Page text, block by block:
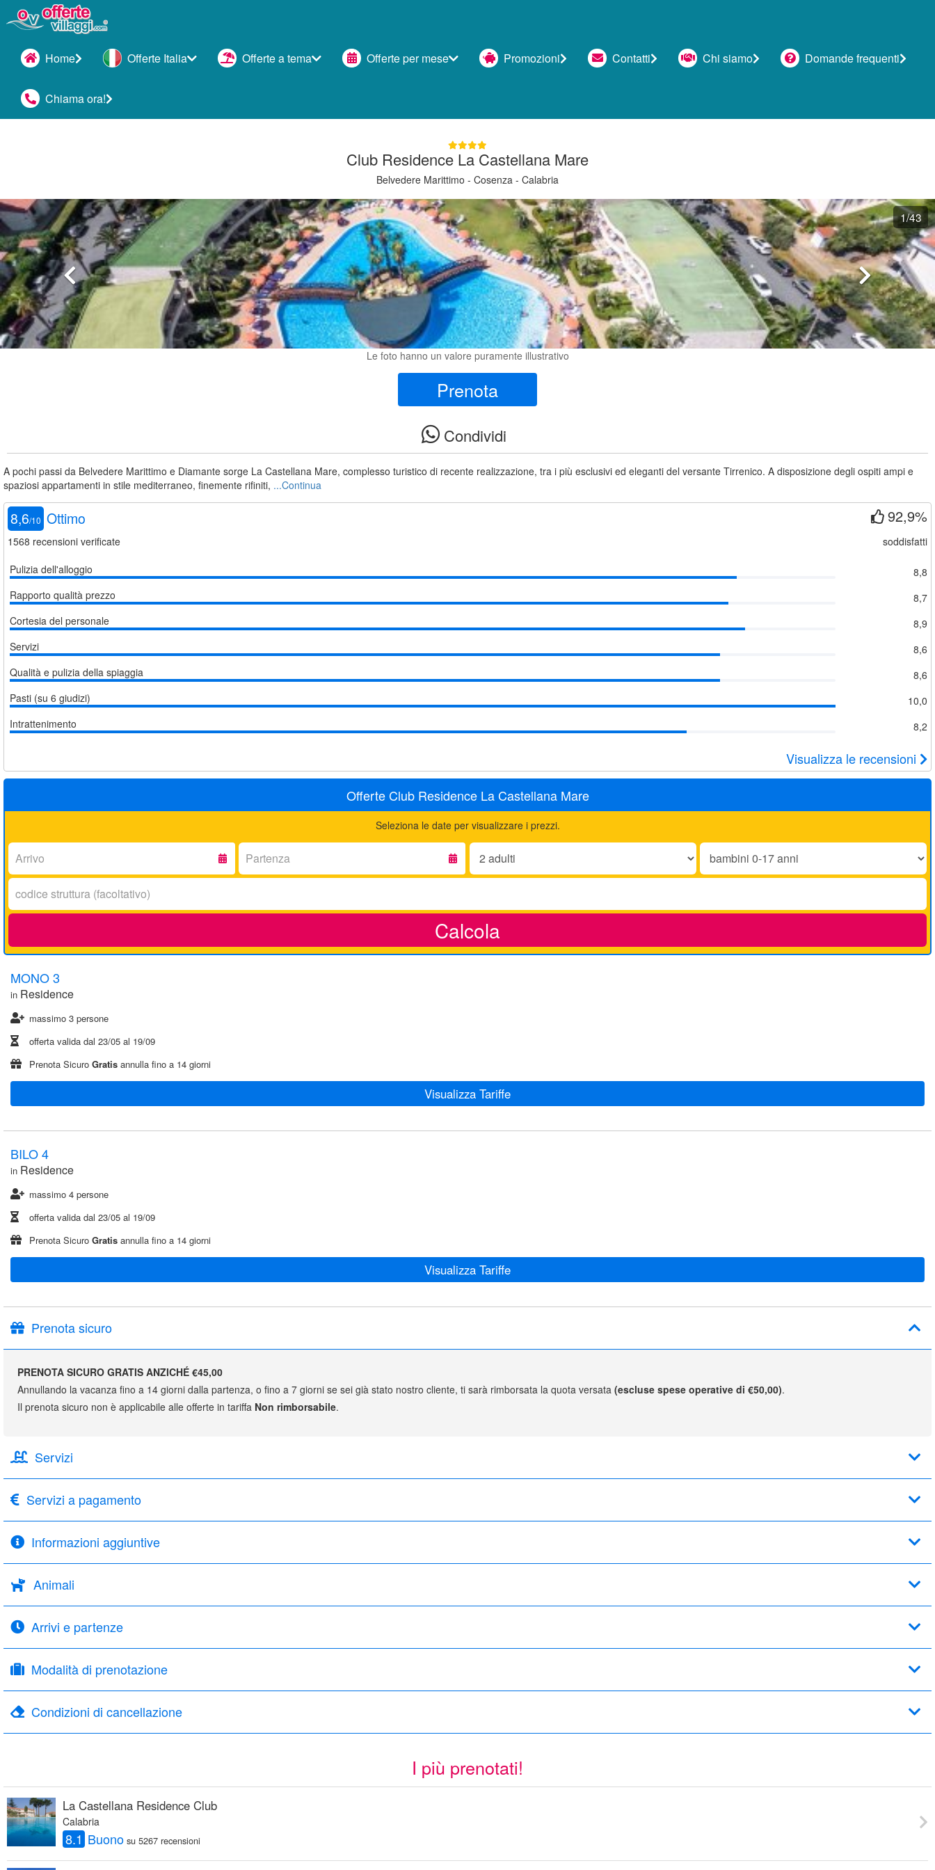
Home Offerte Italia Offerte a tema Offerte per mese Promozioni Contatti Chi siamo Domande frequenti
Chiama ora!
Club Residence La Castellana Mare
Belvedere Marittimo - Cosenza - Calabria
1/43
Le foto hanno un valore puramente illustrativo
Prenota
Condividi
A pochi passi da Belvedere Marittimo e Diamante sorge La Castellana Mare, complesso turistico di recente realizzazione, tra i più esclusivi ed eleganti del versante Tirrenico. A disposizione degli ospiti ampi e
spaziosi appartamenti in stile mediterraneo, finemente rifiniti, ...Continua
8,6/10 Ottimo
1568 recensioni verificate
92,9%
soddisfatti
Pulizia dell'alloggio
8,8
Rapporto qualità prezzo
8,7
Cortesia del personale
8,9
Servizi
8,6
Qualità e pulizia della spiaggia
8,6
Pasti (su 6 giudizi)
10,0
Intrattenimento
8,2
Visualizza le recensioni
Offerte Club Residence La Castellana Mare
Seleziona le date per visualizzare i prezzi.
Arrivo:
Partenza: Adulti:
Bambini
17
Codice
struttura:
Calcola
MONO 3
in Residence
massimo 3 persone
offerta valida dal 23/05 al 19/09
Prenota Sicuro Gratis annulla fino a 14 giorni
Visualizza Tariffe
BILO 4
in Residence
massimo 4 persone
offerta valida dal 23/05 al 19/09
Prenota Sicuro Gratis annulla fino a 14 giorni
Visualizza Tariffe
Prenota sicuro
PRENOTA SICURO GRATIS ANZICHÉ €45,00
Annullando la vacanza fino a 14 giorni dalla partenza, o fino a 7 giorni se sei già stato nostro cliente, ti sarà rimborsata la quota versata (escluse spese operative di €50,00).
Il prenota sicuro non è applicabile alle offerte in tariffa Non rimborsabile.
Servizi
Servizi a pagamento
Informazioni aggiuntive
Animali
Arrivi e partenze
Modalità di prenotazione
Condizioni di cancellazione
I più prenotati!
La Castellana Residence Club
Calabria
8.1 Buono su 5267 recensioni